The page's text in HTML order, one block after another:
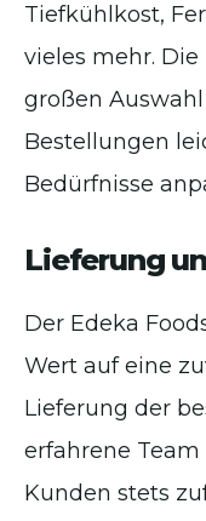
Tiefkühlkost,
vieles mehr.
großen
Bestellungen
Bedürfnisse
Lieferung
Der Edeka
Wert auf eine
Lieferung der
erfahrene
Kunden stets